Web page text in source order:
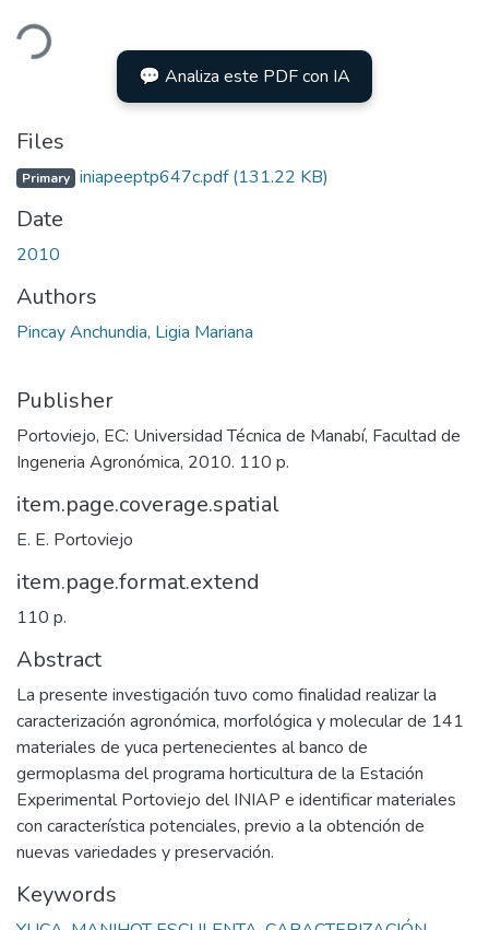
💬 Analiza este PDF con IA
Files
Primary iniapeeptp647c.pdf(131.22 KB)
Date
2010
Authors
Pincay Anchundia, Ligia Mariana
Publisher
Portoviejo, EC: Universidad Técnica de Manabí, Facultad de
Ingeneria Agronómica, 2010. 110 p.
item.page.coverage.spatial
E. E. Portoviejo
item.page.format.extend
110 p.
Abstract
La presente investigación tuvo como finalidad realizar la
caracterización agronómica, morfológica y molecular de 141
materiales de yuca pertenecientes al banco de
germoplasma del programa horticultura de la Estación
Experimental Portoviejo del INIAP e identificar materiales
con característica potenciales, previo a la obtención de
nuevas variedades y preservación.
Keywords